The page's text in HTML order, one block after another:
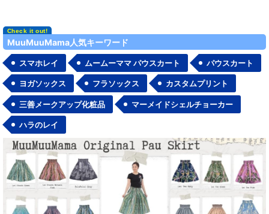
MuuMuuMama人気キーワード
スマホレイ ムームーママ パウスカート パウスカート
ヨガソックス フラソックス カスタムプリント
三善メークアップ化粧品 マーメイドシェルチョーカー
ハラのレイ